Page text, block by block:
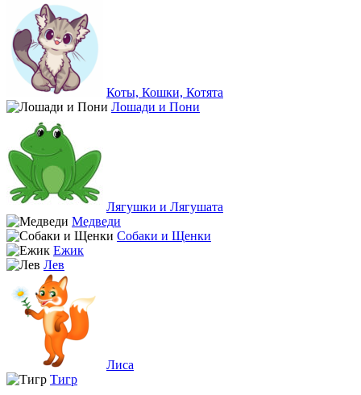
Коты, Кошки, Котята
Лошади и Пони
Лягушки и Лягушата
Медведи
Собаки и Щенки
Ежик
Лев
Лиса
Тигр